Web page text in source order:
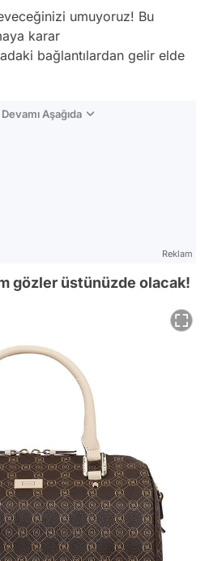
umuyoruz! Bu
karar
bağlantılardan gelir elde
Aşağıda
Reklam
gözler üstünüzde olacak!